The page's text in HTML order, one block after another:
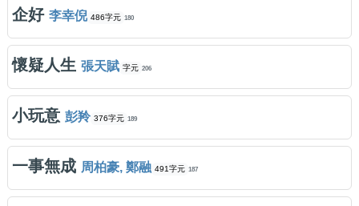
企好 李幸倪 486字元 180
懷疑人生 張天賦 字元 206
小玩意 彭羚 376字元 189
一事無成 周柏豪, 鄭融 491字元 187